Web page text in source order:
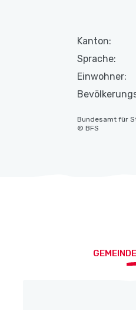
Kanton:
Sprache:
Einwohner:
Bundesamt für
© BFS